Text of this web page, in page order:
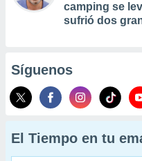
camping se
sufrió dos
Síguenos
El Tiempo en tu